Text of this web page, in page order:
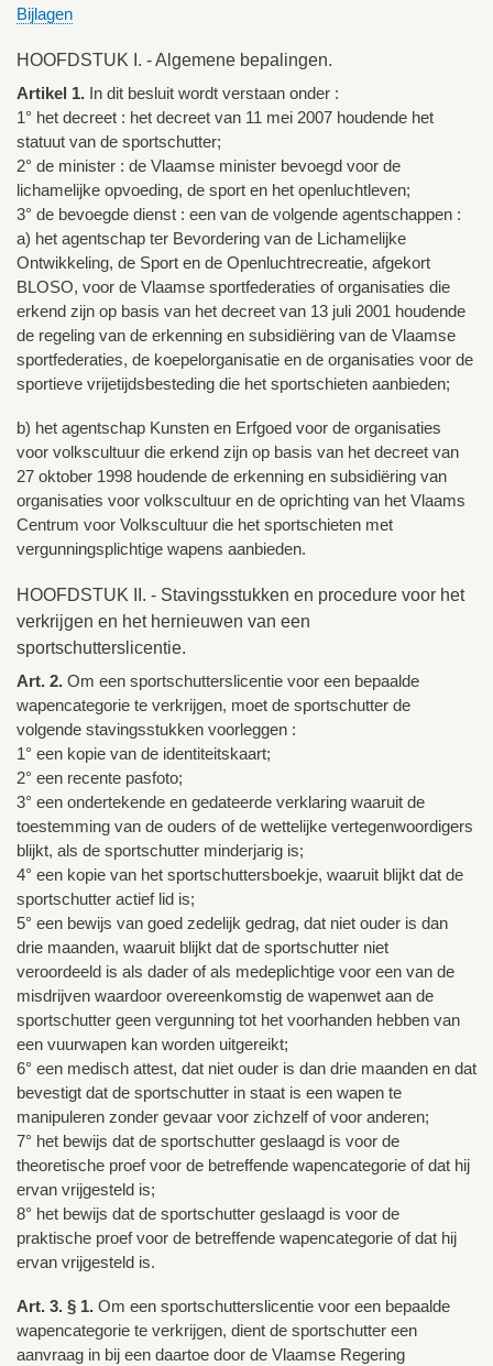
Bijlagen
HOOFDSTUK I. - Algemene bepalingen.
Artikel 1. In dit besluit wordt verstaan onder :
1° het decreet : het decreet van 11 mei 2007 houdende het
statuut van de sportschutter;
2° de minister : de Vlaamse minister bevoegd voor de
lichamelijke opvoeding, de sport en het openluchtleven;
3° de bevoegde dienst : een van de volgende agentschappen :
a) het agentschap ter Bevordering van de Lichamelijke
Ontwikkeling, de Sport en de Openluchtrecreatie, afgekort
BLOSO, voor de Vlaamse sportfederaties of organisaties die
erkend zijn op basis van het decreet van 13 juli 2001 houdende
de regeling van de erkenning en subsidiëring van de Vlaamse
sportfederaties, de koepelorganisatie en de organisaties voor de
sportieve vrijetijdsbesteding die het sportschieten aanbieden;
b) het agentschap Kunsten en Erfgoed voor de organisaties
voor volkscultuur die erkend zijn op basis van het decreet van
27 oktober 1998 houdende de erkenning en subsidiëring van
organisaties voor volkscultuur en de oprichting van het Vlaams
Centrum voor Volkscultuur die het sportschieten met
vergunningsplichtige wapens aanbieden.
HOOFDSTUK II. - Stavingsstukken en procedure voor het
verkrijgen en het hernieuwen van een
sportschutterslicentie.
Art. 2. Om een sportschutterslicentie voor een bepaalde
wapencategorie te verkrijgen, moet de sportschutter de
volgende stavingsstukken voorleggen :
1° een kopie van de identiteitskaart;
2° een recente pasfoto;
3° een ondertekende en gedateerde verklaring waaruit de
toestemming van de ouders of de wettelijke vertegenwoordigers
blijkt, als de sportschutter minderjarig is;
4° een kopie van het sportschuttersboekje, waaruit blijkt dat de
sportschutter actief lid is;
5° een bewijs van goed zedelijk gedrag, dat niet ouder is dan
drie maanden, waaruit blijkt dat de sportschutter niet
veroordeeld is als dader of als medeplichtige voor een van de
misdrijven waardoor overeenkomstig de wapenwet aan de
sportschutter geen vergunning tot het voorhanden hebben van
een vuurwapen kan worden uitgereikt;
6° een medisch attest, dat niet ouder is dan drie maanden en dat
bevestigt dat de sportschutter in staat is een wapen te
manipuleren zonder gevaar voor zichzelf of voor anderen;
7° het bewijs dat de sportschutter geslaagd is voor de
theoretische proef voor de betreffende wapencategorie of dat hij
ervan vrijgesteld is;
8° het bewijs dat de sportschutter geslaagd is voor de
praktische proef voor de betreffende wapencategorie of dat hij
ervan vrijgesteld is.
Art. 3. § 1. Om een sportschutterslicentie voor een bepaalde
wapencategorie te verkrijgen, dient de sportschutter een
aanvraag in bij een daartoe door de Vlaamse Regering